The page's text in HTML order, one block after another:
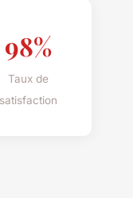
98%
Taux de
satisfaction